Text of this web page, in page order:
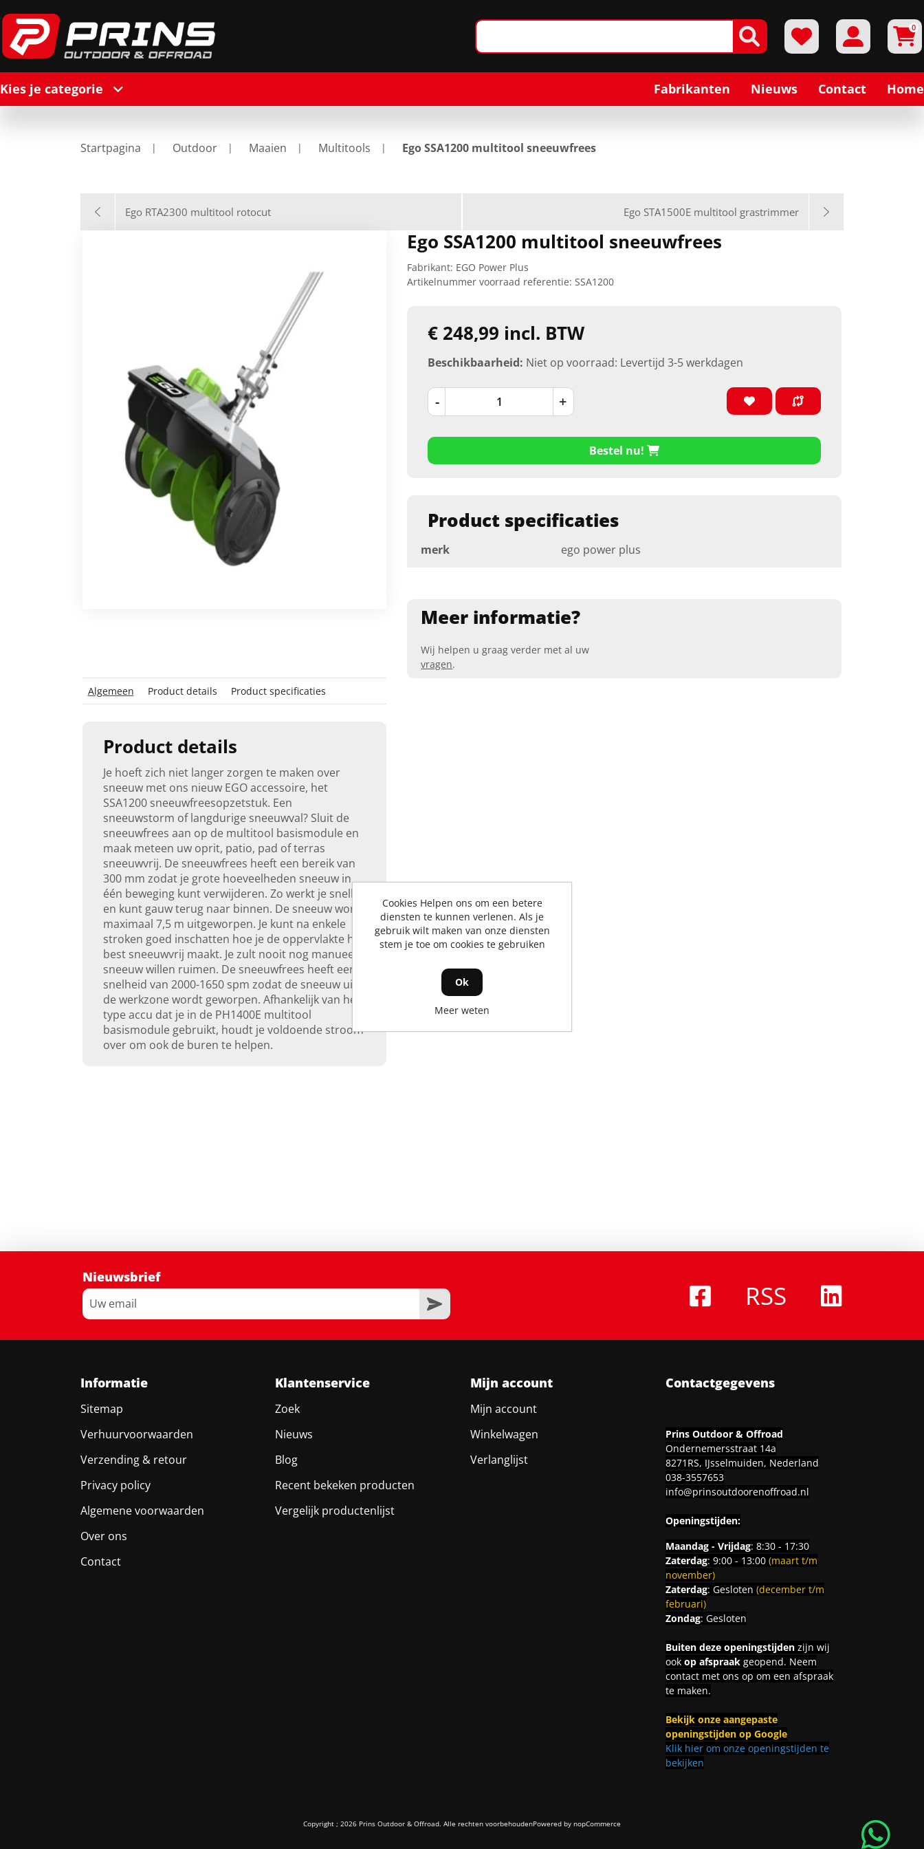
0
Kies je categorie Fabrikanten Nieuws Contact Home
Startpagina Outdoor Maaien Multitools Ego SSA1200 multitool sneeuwfrees
Ego RTA2300 multitool rotocut Ego STA1500E multitool grastrimmer
Product details
Je hoeft zich niet langer zorgen te maken over
sneeuw met ons nieuw EGO accessoire, het
SSA1200 sneeuwfreesopzetstuk. Een
sneeuwstorm of langdurige sneeuwval? Sluit de
sneeuwfrees aan op de multitool basismodule en
maak meteen uw oprit, patio, pad of terras
sneeuwvrij. De sneeuwfrees heeft een bereik van
300 mm zodat je grote hoeveelheden sneeuw in
één beweging kunt verwijderen. Zo werkt je sneller
en kunt gauw terug naar binnen. De sneeuw wordt
maximaal 7,5 m uitgeworpen. Je kunt na enkele
stroken goed inschatten hoe je de oppervlakte het
best sneeuwvrij maakt. Je zult nooit nog manueel
sneeuw willen ruimen. De sneeuwfrees heeft een
snelheid van 2000-1650 spm zodat de sneeuw uit
de werkzone wordt geworpen. Afhankelijk van het
type accu dat je in de PH1400E multitool
basismodule gebruikt, houdt je voldoende stroom
over om ook de buren te helpen.
Algemeen Product details Product specificaties
Ego SSA1200 multitool sneeuwfrees
Fabrikant: EGO Power Plus
Artikelnummer voorraad referentie: SSA1200
€ 248,99 incl. BTW
Beschikbaarheid: Niet op voorraad: Levertijd 3-5 werkdagen
- +
Bestel nu!
Product specificaties
merk ego power plus
Meer informatie?
Wij helpen u graag verder met al uw
vragen.
Nieuwsbrief
RSS
Informatie
Sitemap
Verhuurvoorwaarden
Verzending & retour
Privacy policy
Algemene voorwaarden
Over ons
Contact
Klantenservice
Zoek
Nieuws
Blog
Recent bekeken producten
Vergelijk productenlijst
Mijn account
Mijn account
Winkelwagen
Verlanglijst
Contactgegevens
Prins Outdoor & Offroad
Ondernemersstraat 14a
8271RS, IJsselmuiden, Nederland
038-3557653
info@prinsoutdoorenoffroad.nl
Openingstijden:
Maandag - Vrijdag: 8:30 - 17:30
Zaterdag: 9:00 - 13:00 (maart t/m
november)
Zaterdag: Gesloten (december t/m
februari)
Zondag: Gesloten
Buiten deze openingstijdenzijn wij
ook op afspraakgeopend. Neem
contact met ons op om een afspraak
te maken.
Bekijk onze aangepaste
openingstijden op Google
Klik hier om onze openingstijden te
bekijken
Copyright ; 2026 Prins Outdoor & Offroad. Alle rechten voorbehoudenPowered by nopCommerce
Cookies Helpen ons om een betere
diensten te kunnen verlenen. Als je
gebruik wilt maken van onze diensten
stem je toe om cookies te gebruiken
Ok
Meer weten